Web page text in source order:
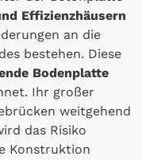
Effizienzhäusern
an die
bestehen. Diese
Bodenplatte
Ihr großer
weitgehend
das Risiko
Konstruktion